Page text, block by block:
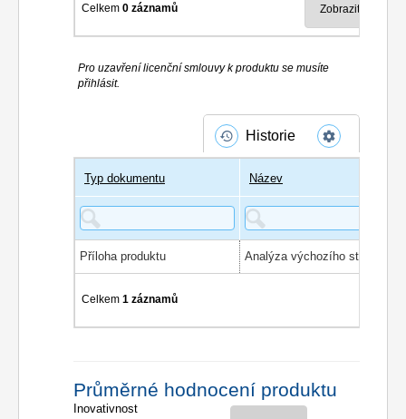
Celkem0 záznamů
Pro uzavření licenční smlouvy k produktu se musíte
přihlásit.
Historie
Typ dokumentu Název
Příloha produktu Analýza výchozího stavu CS
Celkem1 záznamů
Průměrné hodnocení produktu
Inovativnost